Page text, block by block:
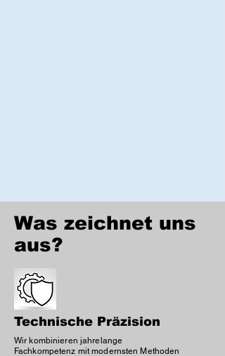
Was zeichnet uns
aus?
Technische Präzision
Wir kombinieren jahrelange
Fachkompetenz mit modernsten Methoden